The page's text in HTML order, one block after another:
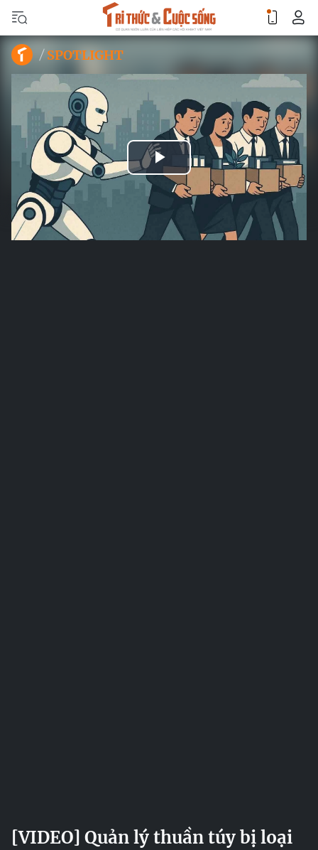
SPOTLIGHT
Play
Video
[VIDEO] Quản lý thuần túy bị loại